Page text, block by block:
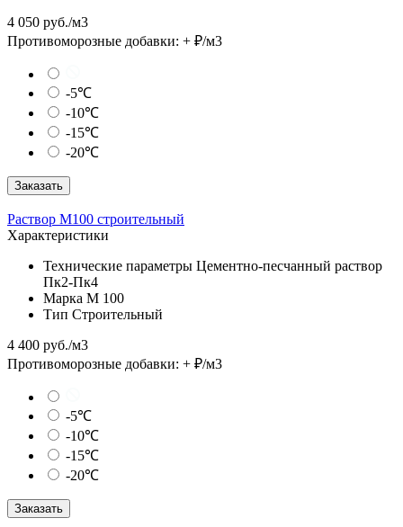
4 050 руб./м3
Противоморозные добавки: + ₽/м3
-5℃
-10℃
-15℃
-20℃
Заказать
Раствор М100 строительный
Характеристики
Технические параметры Цементно-песчанный раствор
Пк2-Пк4
Марка М 100
Тип Строительный
4 400 руб./м3
Противоморозные добавки: + ₽/м3
-5℃
-10℃
-15℃
-20℃
Заказать